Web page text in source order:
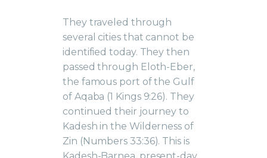
They traveled through
several cities that cannot be
identified today. They then
passed through Eloth-Eber,
the famous port of the Gulf
of Aqaba (1 Kings 9:26). They
continued their journey to
Kadesh in the Wilderness of
Zin (Numbers 33:36). This is